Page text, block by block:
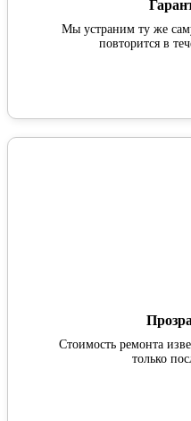
Мы устраним ту же
повторится в
Стоимость ремонта
только